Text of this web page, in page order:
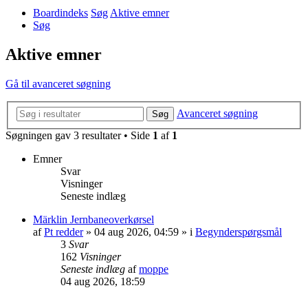
Boardindeks SøgAktive emner
Søg
Aktive emner
Gå til avanceret søgning
Søg
Avanceret søgning
Søgningen gav 3 resultater • Side 1 af 1
Emner
Svar
Visninger
Seneste indlæg
Märklin Jernbaneoverkørsel
afPt redder» 04 aug 2026, 04:59 » i Begynderspørgsmål
3 Svar
162 Visninger
Seneste indlæg afmoppe
04 aug 2026, 18:59